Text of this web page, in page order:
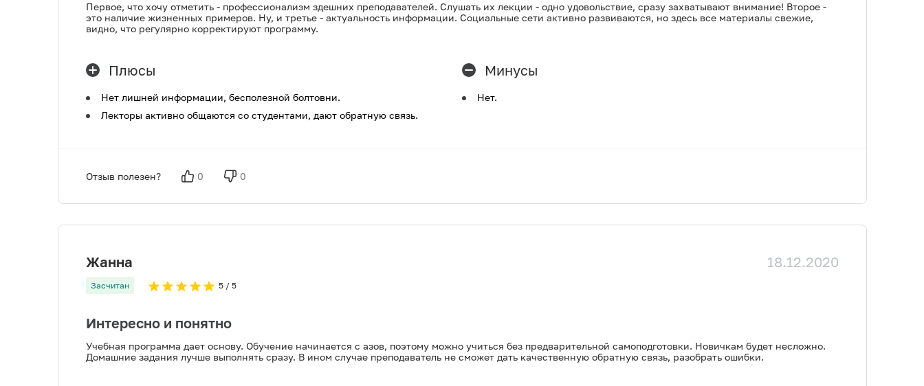
Первое, что хочу отметить - профессионализм здешних преподавателей. Слушать их лекции - одно удовольствие, сразу захватывают внимание! Второе -
это наличие жизненных примеров. Ну, и третье - актуальность информации. Социальные сети активно развиваются, но здесь все материалы свежие,
видно, что регулярно корректируют программу.
Плюсы
Нет лишней информации, бесполезной болтовни.
Лекторы активно общаются со студентами, дают обратную связь.
Минусы
Нет.
Отзыв полезен? 0 0
Жанна 18.12.2020
Засчитан 5 / 5
Интересно и понятно
Учебная программа дает основу. Обучение начинается с азов, поэтому можно учиться без предварительной самоподготовки. Новичкам будет несложно.
Домашние задания лучше выполнять сразу. В ином случае преподаватель не сможет дать качественную обратную связь, разобрать ошибки.